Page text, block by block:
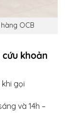
OCB
khoản
gọi
và 14h –